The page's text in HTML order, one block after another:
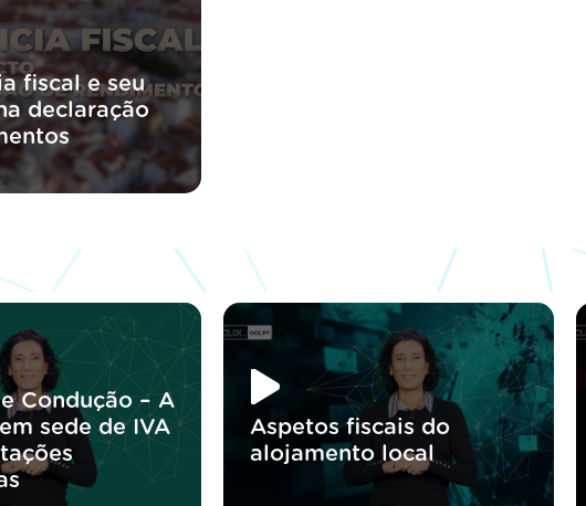
fiscal e seu
declaração
Condução – A
sede de IVA
Aspetos fiscais do
alojamento local